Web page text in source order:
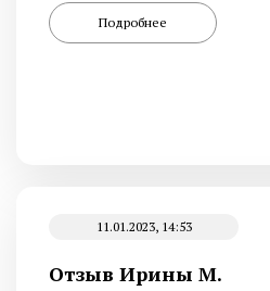
Подробнее
11.01.2023, 14:53
Отзыв Ирины М.